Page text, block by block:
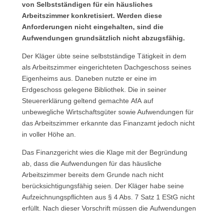
von Selbstständigen für ein häusliches
Arbeitszimmer konkretisiert. Werden diese
Anforderungen nicht eingehalten, sind die
Aufwendungen grundsätzlich nicht abzugsfähig.
Der Kläger übte seine selbstständige Tätigkeit in dem
als Arbeitszimmer eingerichteten Dachgeschoss seines
Eigenheims aus. Daneben nutzte er eine im
Erdgeschoss gelegene Bibliothek. Die in seiner
Steuererklärung geltend gemachte AfA auf
unbewegliche Wirtschaftsgüter sowie Aufwendungen für
das Arbeitszimmer erkannte das Finanzamt jedoch nicht
in voller Höhe an.
Das Finanzgericht wies die Klage mit der Begründung
ab, dass die Aufwendungen für das häusliche
Arbeitszimmer bereits dem Grunde nach nicht
berücksichtigungsfähig seien. Der Kläger habe seine
Aufzeichnungspflichten aus § 4 Abs. 7 Satz 1 EStG nicht
erfüllt. Nach dieser Vorschrift müssen die Aufwendungen